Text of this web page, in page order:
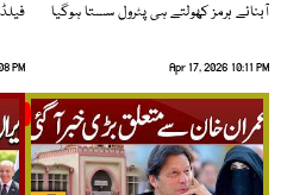
آبنائے ہرمز کھولتے ہی پٹرول سستا ہوگیا
Apr 17, 2026 10:11 PM
PM